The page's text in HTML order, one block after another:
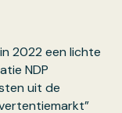
2022 een lichte
NDP
uit de